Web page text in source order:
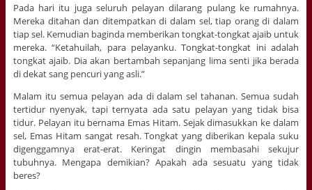
Pada hari itu juga seluruh pelayan dilarang pulang ke rumahnya.
Mereka ditahan dan ditempatkan di dalam sel, tiap orang di dalam
tiap sel. Kemudian baginda memberikan tongkat-tongkat ajaib untuk
mereka. “Ketahuilah, para pelayanku. Tongkat-tongkat ini adalah
tongkat ajaib. Dia akan bertambah sepanjang lima senti jika berada
di dekat sang pencuri yang asli.”
Malam itu semua pelayan ada di dalam sel tahanan. Semua sudah
tertidur nyenyak, tapi ternyata ada satu pelayan yang tidak bisa
tidur. Pelayan itu bernama Emas Hitam. Sejak dimasukkan ke dalam
sel, Emas Hitam sangat resah. Tongkat yang diberikan kepala suku
digenggamnya erat-erat. Keringat dingin membasahi sekujur
tubuhnya. Mengapa demikian? Apakah ada sesuatu yang tidak
beres?